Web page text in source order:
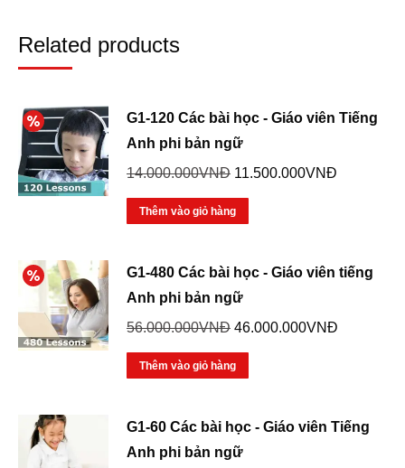
Related products
G1-120 Các bài học - Giáo viên Tiếng
Anh phi bản ngữ
14.000.000VNĐ Giá
gốc
là:
11.500.000VNĐ
Thêm vào giỏ hàng
G1-480 Các bài học - Giáo viên tiếng
Anh phi bản ngữ
56.000.000VNĐ Giá
gốc
là:
46.000.000VNĐ
Thêm vào giỏ hàng
G1-60 Các bài học - Giáo viên Tiếng
Anh phi bản ngữ